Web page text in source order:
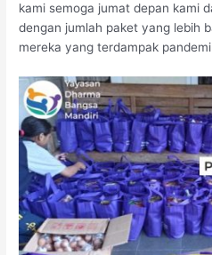
kami semoga jumat depan kami
dengan jumlah paket yang lebih
mereka yang terdampak